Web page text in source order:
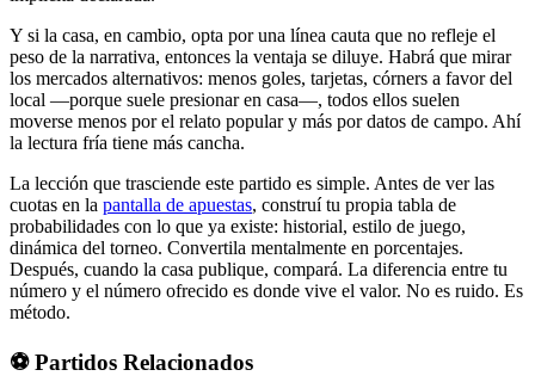
Y si la casa, en cambio, opta por una línea cauta que no refleje el
peso de la narrativa, entonces la ventaja se diluye. Habrá que mirar
los mercados alternativos: menos goles, tarjetas, córners a favor del
local —porque suele presionar en casa—, todos ellos suelen
moverse menos por el relato popular y más por datos de campo. Ahí
la lectura fría tiene más cancha.
La lección que trasciende este partido es simple. Antes de ver las
cuotas en la pantalla de apuestas, construí tu propia tabla de
probabilidades con lo que ya existe: historial, estilo de juego,
dinámica del torneo. Convertila mentalmente en porcentajes.
Después, cuando la casa publique, compará. La diferencia entre tu
número y el número ofrecido es donde vive el valor. No es ruido. Es
método.
⚽ Partidos Relacionados